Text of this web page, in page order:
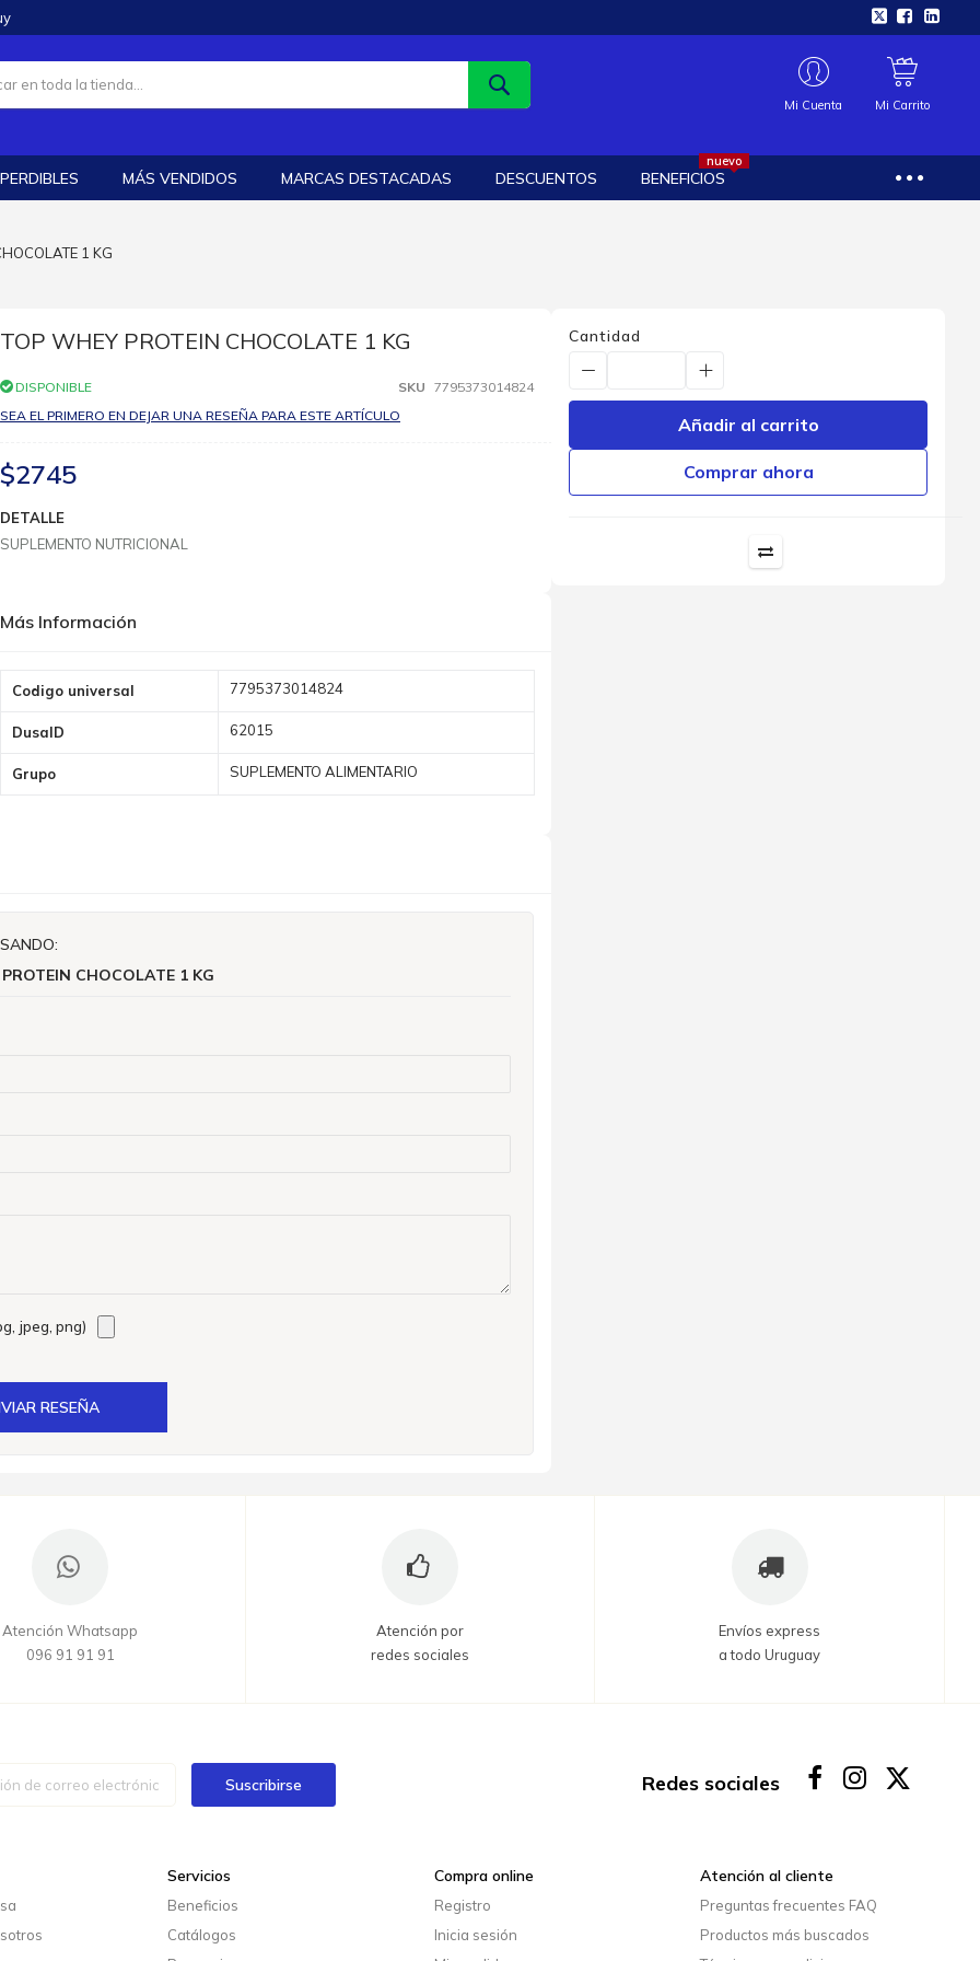
Mi Cuenta Mi Carrito
MÁS VENDIDOS MARCAS DESTACADAS DESCUENTOS BENEFICIOS
nuevo
1 KG
TOP WHEY PROTEIN CHOCOLATE 1 KG
DISPONIBLE SKU 7795373014824
SEA EL PRIMERO EN DEJAR UNA RESEÑA PARA ESTE ARTÍCULO
$2745
DETALLE
SUPLEMENTO NUTRICIONAL
Más Información
Información
Codigo universal 7795373014824
DusaID 62015
Grupo SUPLEMENTO ALIMENTARIO
CHOCOLATE 1 KG
jpeg, png)
RESEÑA
Cantidad
Añadir al carrito
Comprar ahora
Atención Whatsapp
096 91 91 91
Atención por
redes sociales
Envíos express
a todo Uruguay
Suscribirse Redes sociales
Servicios
Beneficios
Catálogos
Compra online
Registro
Inicia sesión
Atención al cliente
Preguntas frecuentes FAQ
Productos más buscados